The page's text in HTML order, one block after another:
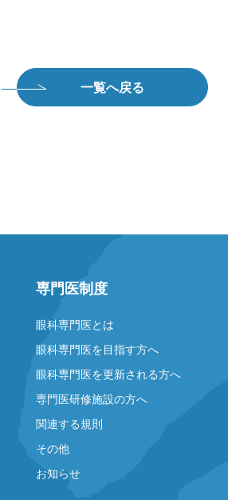
一覧へ戻る
専門医制度
眼科専門医とは
眼科専門医を目指す方へ
眼科専門医を更新される方へ
専門医研修施設の方へ
関連する規則
その他
お知らせ